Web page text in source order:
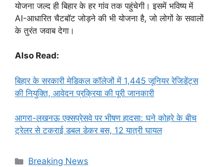
योजना जल्द ही बिहार के हर गांव तक पहुंचेगी। इसमें भविष्य में
AI-आधारित चैटबॉट जोड़ने की भी योजना है, जो लोगों के सवालों
के तुरंत जवाब देगा।
Also Read:
बिहार के सरकारी मेडिकल कॉलेजों में 1,445 जूनियर रेजिडेंट्स
की नियुक्ति, आवेदन प्रक्रिया की पूरी जानकारी
आगरा-लखनऊ एक्सप्रेसवे पर भीषण हादसा: घने कोहरे के बीच
ट्रेलर से टकराई डबल डेकर बस, 12 यात्री घायल
Categories
Breaking News